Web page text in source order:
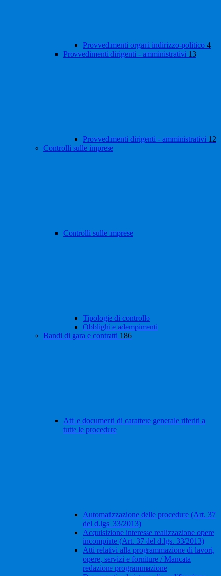
Provvedimenti organi indirizzo-politico 4
Provvedimenti dirigenti - amministrativi 13
Provvedimenti dirigenti - amministrativi 12
Controlli sulle imprese
Controlli sulle imprese
Tipologie di controllo
Obblighi e adempimenti
Bandi di gara e contratti 186
Atti e documenti di carattere generale riferiti a
tutte le procedure
Automatizzazione delle procedure (Art. 37
del d.lgs. 33/2013)
Acquisizione interesse realizzazione opere
incompiute (Art. 37 del d.lgs. 33/2013)
Atti relativi alla programmazione di lavori,
opere, servizi e forniture / Mancata
redazione programmazione